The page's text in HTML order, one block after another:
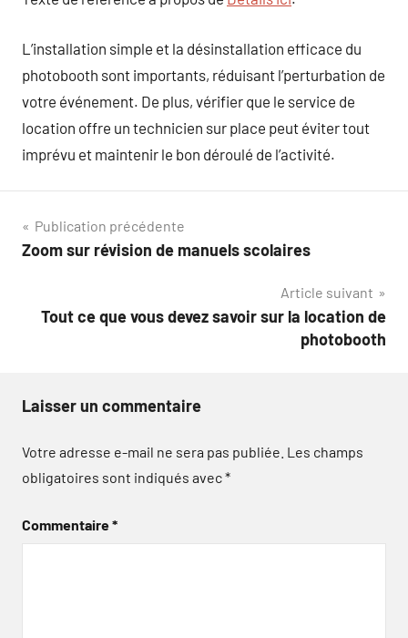
L’installation simple et la désinstallation efficace du
photobooth sont importants, réduisant l’perturbation de
votre événement. De plus, vérifier que le service de
location offre un technicien sur place peut éviter tout
imprévu et maintenir le bon déroulé de l’activité.
Navigation
de
Publication précédente
Zoom sur révision de manuels scolaires
Article suivant
Tout ce que vous devez savoir sur la location de
photobooth
Laisser un commentaire
Votre adresse e-mail ne sera pas publiée. Les champs
obligatoires sont indiqués avec*
Commentaire*